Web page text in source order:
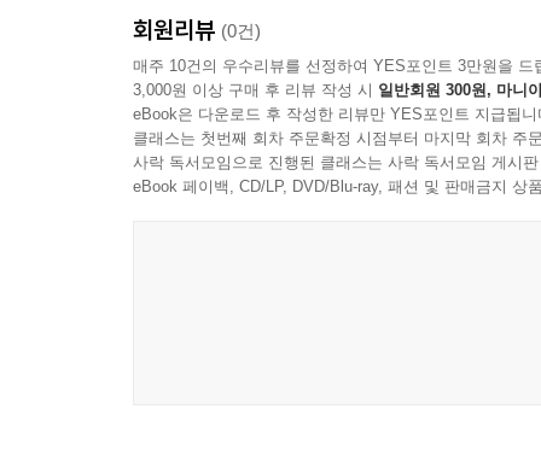
회원리뷰 (0건)
매주 10건의 우수리뷰를 선정하여 YES포인트 3만원을 드
3,000원 이상 구매 후 리뷰 작성 시 일반회원 300원, 마니
eBook은 다운로드 후 작성한 리뷰만 YES포인트 지급됩니
클래스는 첫번째 회차 주문확정 시점부터 마지막 회차 주
사락 독서모임으로 진행된 클래스는 사락 독서모임 게시
eBook 페이백, CD/LP, DVD/Blu-ray, 패션 및 판매금지 상